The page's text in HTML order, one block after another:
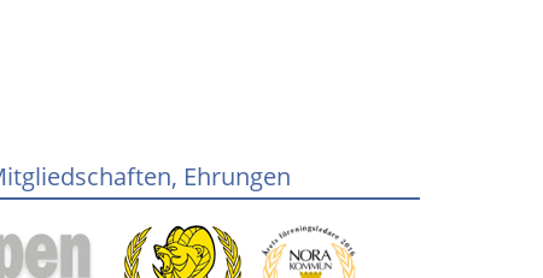
Ehrungen